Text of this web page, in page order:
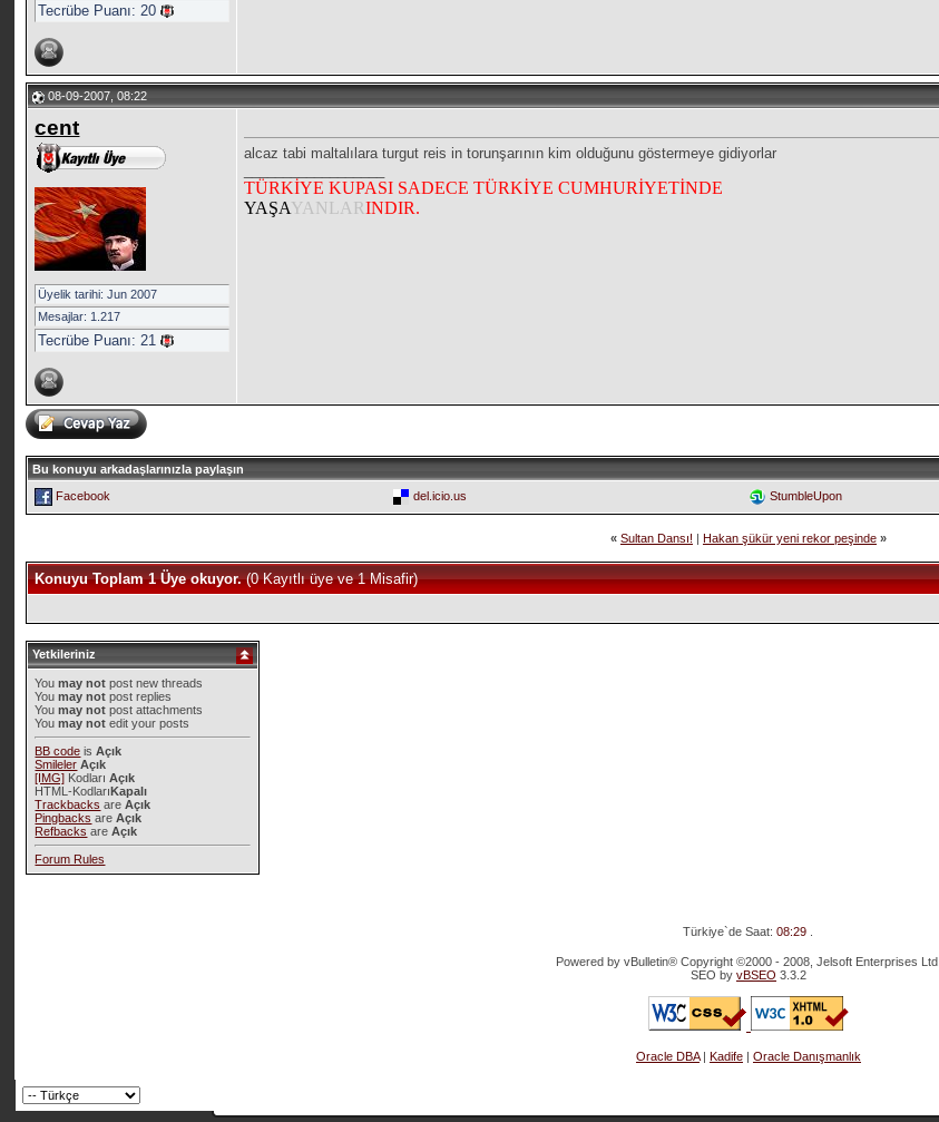
Tecrübe Puanı:20
08-09-2007, 08:22
cent
Üyelik tarihi: Jun 2007
Mesajlar: 1.217
Tecrübe Puanı:21
alcaz tabi maltalılara turgut reis in torunşarının kim olduğunu göstermeye gidiyorlar
TÜRKİYE KUPASI SADECE TÜRKİYE CUMHURİYETİNDE
YAŞAYANLARINDIR.
Bu konuyu arkadaşlarınızla paylaşın
Facebook
del.icio.us StumbleUpon
« Sultan Dansı! | Hakan şükür yeni rekor peşinde »
Konuyu Toplam 1 Üye okuyor.(0 Kayıtlı üye ve 1 Misafir)
Yetkileriniz
Youmay not post new threads
Youmay not post replies
Youmay not post attachments
Youmay not edit your posts
BB code isAçık
Smileler Açık
[IMG] KodlarıAçık
HTML-KodlarıKapalı
Trackbacks areAçık
Pingbacks areAçık
Refbacks areAçık
Forum Rules
Türkiye`de Saat:08:29
Powered by vBulletin® Copyright ©2000 - 2008, Jelsoft Enterprises Ltd.
SEO by vBSEO 3.3.2
Oracle DBA| Kadife| Oracle Danışmanlık